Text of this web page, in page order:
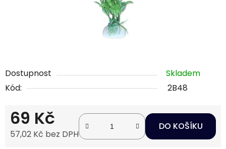
Dostupnost
Skladem
Kód:
2B48
69 Kč
57,02 Kč bez DPH
DO KOŠÍKU